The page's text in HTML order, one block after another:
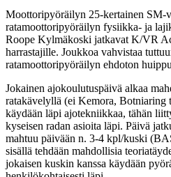
Moottoripyöräilyn 25-kertainen SM-
ratamoottoripyöräilyn fysiikka- ja
Roope Kylmäkoski jatkavat K/VR
harrastajille. Joukkoa vahvistaa
ratamoottoripyöräilyn ehdoton
Jokainen ajokoulutuspäivä alkaa
ratakävelyllä (ei Kemora, Botniaring
käydään läpi ajotekniikkaa, tähän
kyseisen radan asioita läpi. Päivä
mahtuu päivään n. 3-4 kpl/kuski
sisällä tehdään mahdollisia
jokaisen kuskin kanssa käydään